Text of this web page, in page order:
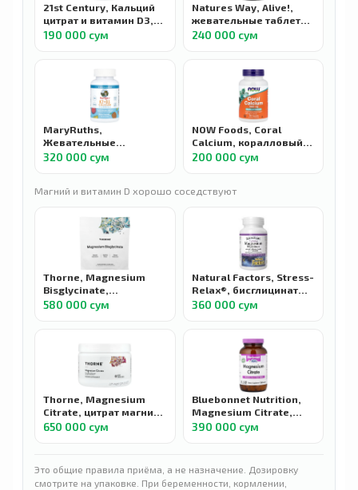
21st Century, Кальций
цитрат и витамин D3,
максимальная
эффективность, 75
190 000 сум
Natures Way, Alive!,
жевательные таблетки
с кальцием и
витамином D3,
клубника, 60
мармеладок
240 000 сум
MaryRuths,
Жевательные
мармеладки с
кальцием D3+K2,
абрикос, 60
320 000 сум
NOW Foods, Coral
Calcium, коралловый
кальций, 1000 мг, 100
200 000 сум
Магний и витамин D хорошо соседствуют
Thorne, Magnesium
Bisglycinate,
Бисглицинат магния,
30 пакетиков
580 000 сум
Natural Factors, Stress-
Relax®, бисглицинат
магния, ГАМК и L-
теанином, 90 капсул
360 000 сум
Thorne, Magnesium
Citrate, цитрат магния,
цитрус-ягоды, 228 г
650 000 сум
Bluebonnet Nutrition,
Magnesium Citrate,
Цитрат магния, 120
390 000 сум
Это общие правила приёма, а не назначение. Дозировку
смотрите на упаковке. При беременности, кормлении,